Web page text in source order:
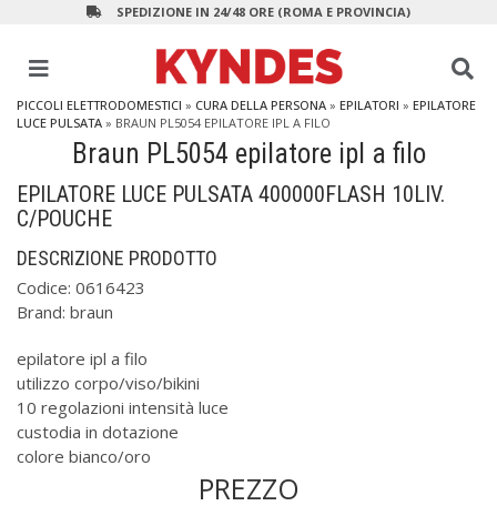
SPEDIZIONE IN 24/48 ORE (ROMA E PROVINCIA)
PICCOLI ELETTRODOMESTICI » CURA DELLA PERSONA » EPILATORI » EPILATORE
LUCE PULSATA » BRAUN PL5054 EPILATORE IPL A FILO
Braun PL5054 epilatore ipl a filo
EPILATORE LUCE PULSATA 400000FLASH 10LIV.
C/POUCHE
DESCRIZIONE PRODOTTO
Codice: 0616423
Brand: braun
epilatore ipl a filo
utilizzo corpo/viso/bikini
10 regolazioni intensità luce
custodia in dotazione
colore bianco/oro
PREZZO